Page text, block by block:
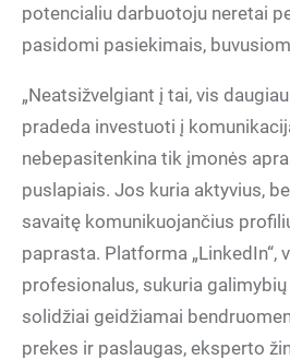
potencialiu darbuotoju neretai
pasidomi pasiekimais,
„Neatsižvelgiant į tai, vis
pradeda investuoti į
nebepasitenkina tik įmonės
puslapiais. Jos kuria aktyvius,
savaitę komunikuojančius
paprasta. Platforma „LinkedIn“,
profesionalus, sukuria
solidžiai geidžiamai
prekes ir paslaugas, eksperto